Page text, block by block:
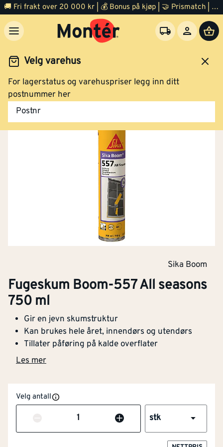
🚚 Fri frakt over 20 000 kr | 💰 Bonus på kjøp | 🤝 Prismatch | ⭐ 100% fornøyd garanti | 🏪 140 byggevarehus
Velg varehus
For lagerstatus og varehuspriser legg inn ditt
postnummer her
Postnr
Byggevarer Vindsperre
Sika Boom
Fugeskum Boom-557 All seasons
750 ml
Gir en jevn skumstruktur
Kan brukes hele året, innendørs og utendørs
Tillater påføring på kalde overflater
Les mer
Velg antall
Antall stk
NOBB 56883154
Artikkelnummer 101269172
Gir en jevn skumstruktur
Kan kuttes, trimmes, slipes og overmales
Temperatur -10 til +40 grader